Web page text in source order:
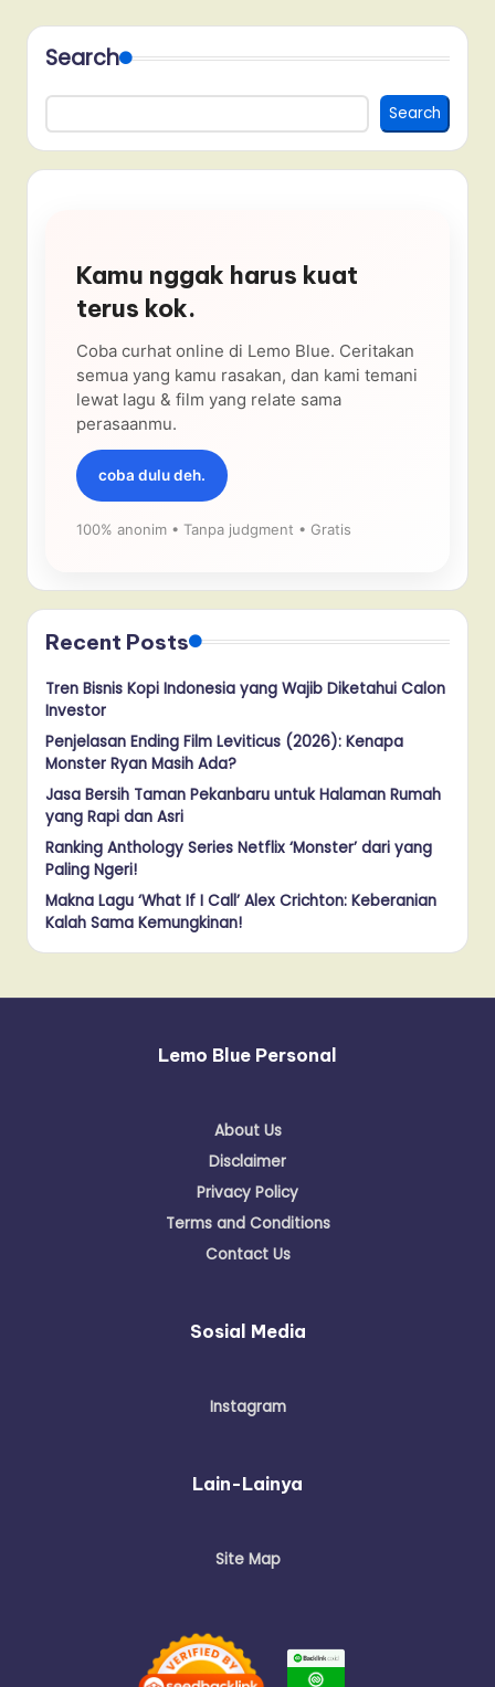
Search
Search
Kamu nggak harus kuat
terus kok.
Coba curhat online di Lemo Blue. Ceritakan
semua yang kamu rasakan, dan kami temani
lewat lagu & film yang relate sama
perasaanmu.
coba dulu deh.
100% anonim • Tanpa judgment • Gratis
Recent Posts
Tren Bisnis Kopi Indonesia yang Wajib Diketahui Calon
Investor
Penjelasan Ending Film Leviticus (2026): Kenapa
Monster Ryan Masih Ada?
Jasa Bersih Taman Pekanbaru untuk Halaman Rumah
yang Rapi dan Asri
Ranking Anthology Series Netflix ‘Monster’ dari yang
Paling Ngeri!
Makna Lagu ‘What If I Call’ Alex Crichton: Keberanian
Kalah Sama Kemungkinan!
Lemo Blue Personal
About Us
Disclaimer
Privacy Policy
Terms and Conditions
Contact Us
Sosial Media
Instagram
Lain-Lainya
Site Map